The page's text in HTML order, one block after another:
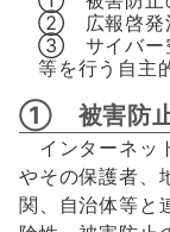
② 広報啓発
③ サイバー
等を行う自主
① 被害防止
インターネッ
やその保護者、
関、自治体等と